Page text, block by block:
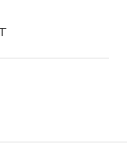
T